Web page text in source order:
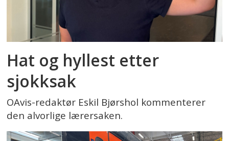
Hat og hyllest etter
sjokksak
OAvis-redaktør Eskil Bjørshol kommenterer
den alvorlige lærersaken.